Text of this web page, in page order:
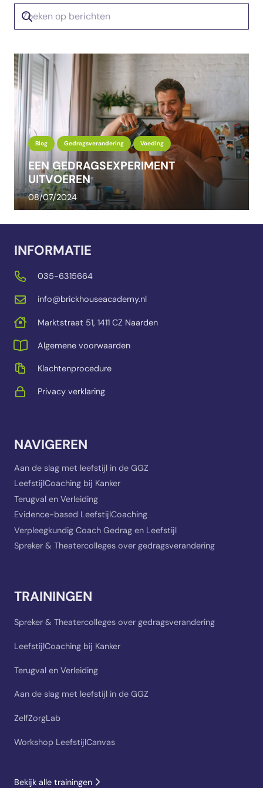
Blog Gedragsverandering Voeding
EEN GEDRAGSEXPERIMENT
UITVOEREN
08/07/2024
INFORMATIE
035-6315664
info@brickhouseacademy.nl
Marktstraat 51, 1411 CZ Naarden
Algemene voorwaarden
Klachtenprocedure
Privacy verklaring
NAVIGEREN
Aan de slag met leefstijl in de GGZ
LeefstijlCoaching bij Kanker
Terugval en Verleiding
Evidence-based LeefstijlCoaching
Verpleegkundig Coach Gedrag en Leefstijl
Spreker & Theatercolleges over gedragsverandering
TRAININGEN
Spreker & Theatercolleges over gedragsverandering
LeefstijlCoaching bij Kanker
Terugval en Verleiding
Aan de slag met leefstijl in de GGZ
ZelfZorgLab
Workshop LeefstijlCanvas
Bekijk alle trainingen